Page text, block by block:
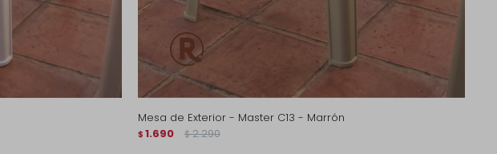
Mesa de Exterior - Master C13 - Marrón
$ 1.690 $ 2.290